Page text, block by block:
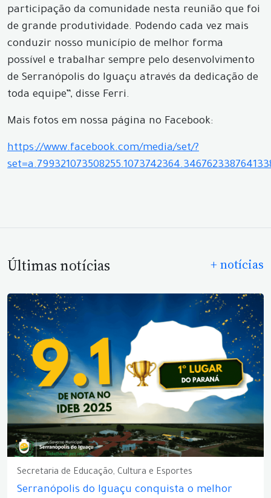
participação da comunidade nesta reunião que foi
de grande produtividade. Podendo cada vez mais
conduzir nosso município de melhor forma
possível e trabalhar sempre pelo desenvolvimento
de Serranópolis do Iguaçu através da dedicação de
toda equipe”, disse Ferri.
Mais fotos em nossa página no Facebook:
https://www.facebook.com/media/set/?
Últimas notícias + notícias
Secretaria de Educação, Cultura e Esportes
Serranópolis do Iguaçu conquista o melhor